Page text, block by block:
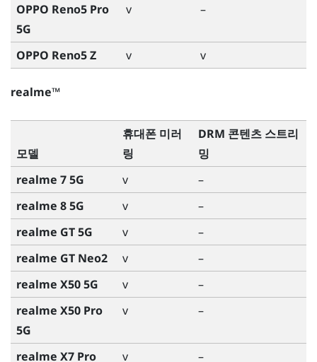
OPPO Reno5 Pro
5G
v –
OPPO Reno5 Z v v
realme™
모델
휴대폰 미러
링
DRM 콘텐츠 스트리
밍
realme 7 5G
v
–
realme 8 5G
v
–
realme GT 5G
v
–
realme GT Neo2
v
–
realme X50 5G
v
–
realme X50 Pro
5G
v –
realme X7 Pro v –